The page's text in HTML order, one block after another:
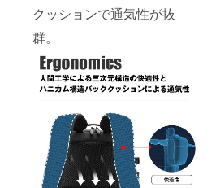
クッションで通気性が抜
群。